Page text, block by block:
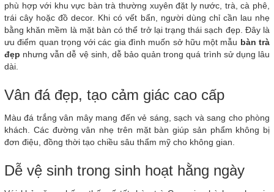
phù hợp với khu vực bàn trà thường xuyên đặt ly nước, trà, cà phê,
trái cây hoặc đồ decor. Khi có vết bẩn, người dùng chỉ cần lau nhẹ
bằng khăn mềm là mặt bàn có thể trở lại trạng thái sạch đẹp. Đây là
ưu điểm quan trọng với các gia đình muốn sở hữu một mẫu bàn trà
đẹp nhưng vẫn dễ vệ sinh, dễ bảo quản trong quá trình sử dụng lâu
dài.
Vân đá đẹp, tạo cảm giác cao cấp
Màu đá trắng vân mây mang đến vẻ sáng, sạch và sang cho phòng
khách. Các đường vân nhẹ trên mặt bàn giúp sản phẩm không bị
đơn điệu, đồng thời tạo chiều sâu thẩm mỹ cho không gian.
Dễ vệ sinh trong sinh hoạt hằng ngày